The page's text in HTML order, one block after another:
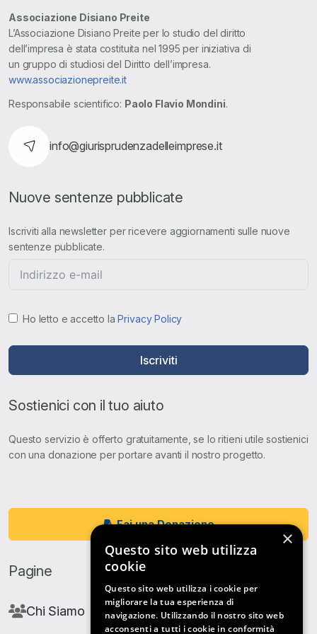
Associazione Disiano Preite
L’Associazione Disiano Preite per lo studio del diritto
dell’impresa è stata costituita nel 1995 per iniziativa di
un gruppo di studiosi del Diritto dell’impresa.
www.associazionepreite.it
Responsabile scientifico: Paolo Flavio Mondini.
info@giurisprudenzadelleimprese.it
Nuove sentenze pubblicate
Iscriviti alla newsletter per ricevere aggiornamenti sulle nuove
sentenze pubblicate.
Ho letto e accetto laPrivacy Policy
Iscriviti
Sostienici con il tuo aiuto
Questo servizio è offerto gratuitamente, se lo ritieni utile sostienici
con una donazione per portare avanti il nostro progetto.
Fai una Donazione
Pagine
Chi Siamo
×
Questo sito web utilizza
cookie
Questo sito web utilizza i cookie per
migliorare la tua esperienza di
navigazione. Utilizzando il nostro sito web
acconsenti a tutti i cookie in conformità